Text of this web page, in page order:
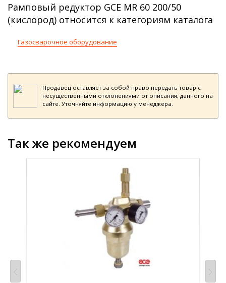
Рамповый редуктор GCE MR 60 200/50
(кислород) относится к категориям каталога
Газосварочное оборудование
Продавец оставляет за собой право передать товар с
несущественными отклонениями от описания, данного на
сайте. Уточняйте информацию у менеджера.
Так же рекомендуем